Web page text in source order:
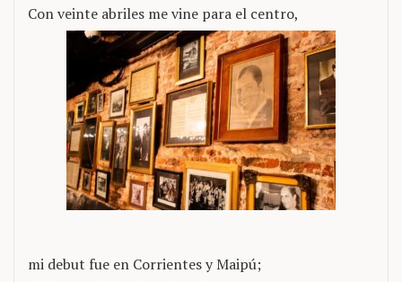
Con veinte abriles me vine para el centro,
mi debut fue en Corrientes y Maipú;